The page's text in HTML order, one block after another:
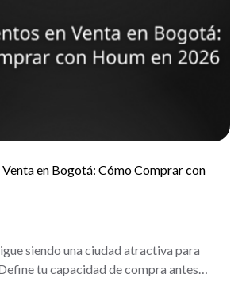
en Bogotá: Cómo Comprar con
siendo una ciudad atractiva para
tu capacidad de compra antes…